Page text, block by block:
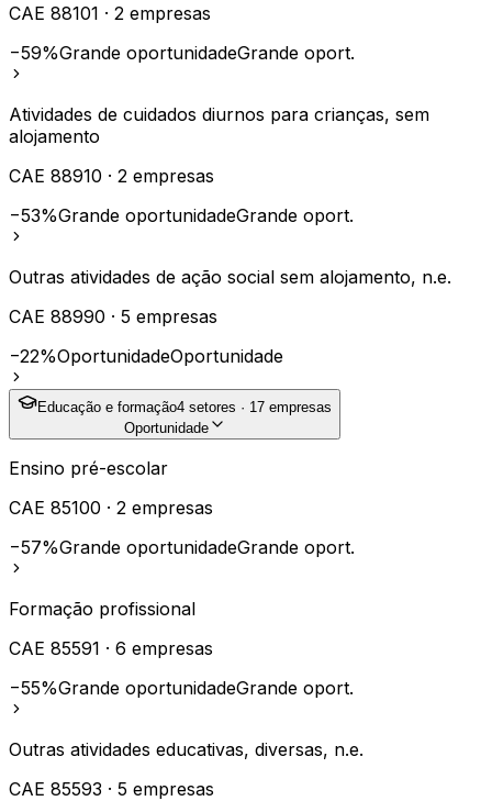
CAE 88101 · 2 empresas
−59%Grande oportunidadeGrande oport.
Atividades de cuidados diurnos para crianças, sem
alojamento
CAE 88910 · 2 empresas
−53%Grande oportunidadeGrande oport.
Outras atividades de ação social sem alojamento, n.e.
CAE 88990 · 5 empresas
−22%OportunidadeOportunidade
Educação e formação4 setores · 17 empresas
Oportunidade
Ensino pré-escolar
CAE 85100 · 2 empresas
−57%Grande oportunidadeGrande oport.
Formação profissional
CAE 85591 · 6 empresas
−55%Grande oportunidadeGrande oport.
Outras atividades educativas, diversas, n.e.
CAE 85593 · 5 empresas